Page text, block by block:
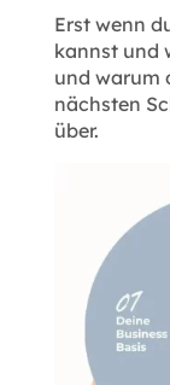
Erst wenn
kannst und
und warum
nächsten
über.